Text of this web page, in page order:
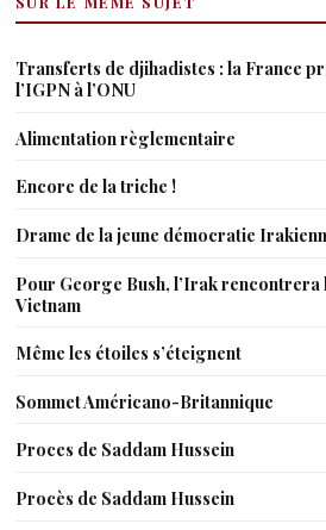
Transferts de djihadistes : la France
l’IGPN à l’ONU
Alimentation règlementaire
Encore de la triche !
Drame de la jeune démocratie
Pour George Bush, l’Irak rencontrera
Vietnam
Même les étoiles s’éteignent
Sommet Américano-Britannique
Proces de Saddam Hussein
Procès de Saddam Hussein